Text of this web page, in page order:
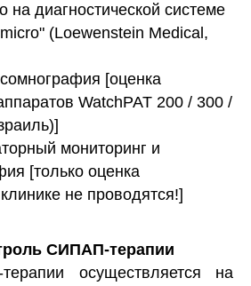
на диагностической системе
(Loewenstein Medical,
[оценка
WatchPAT 200 / 300 /
мониторинг и
[только оценка
не проводятся!]
СИПАП-терапии
осуществляется на